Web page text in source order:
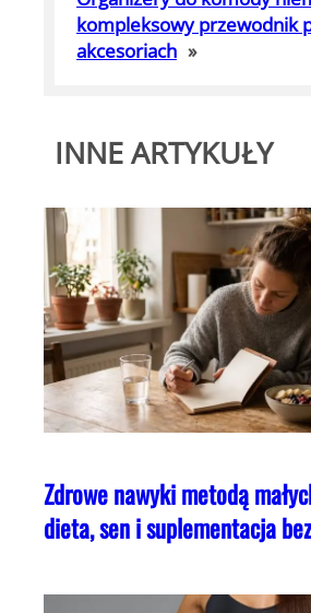
kompleksowy przewodnik
akcesoriach »
INNE ARTYKUŁY
Zdrowe nawyki metodą
dieta, sen i suplementacja